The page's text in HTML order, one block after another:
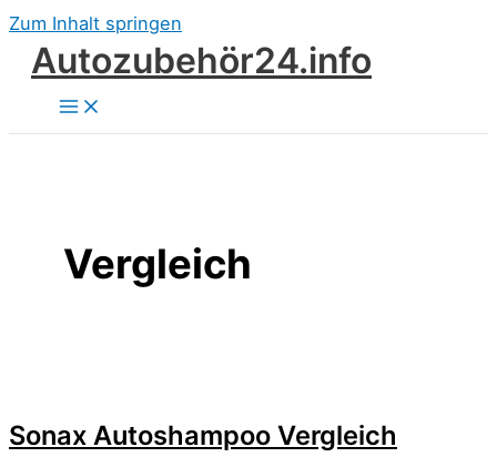
Zum Inhalt springen
Autozubehör24.info
Vergleich
Sonax Autoshampoo Vergleich